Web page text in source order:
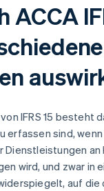
ACCA
IFRS 15 besteht
erfassen sind,
Dienstleistungen an
wird, und zwar in
auf die